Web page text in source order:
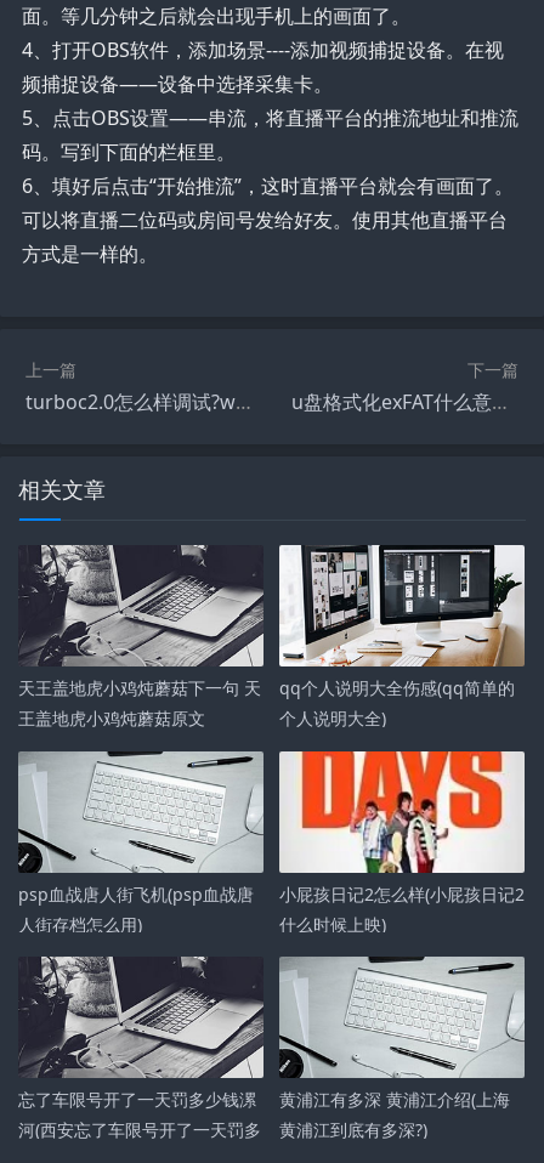
面。等几分钟之后就会出现手机上的画面了。
4、打开OBS软件，添加场景----添加视频捕捉设备。在视
频捕捉设备——设备中选择采集卡。
5、点击OBS设置——串流，将直播平台的推流地址和推流
码。写到下面的栏框里。
6、填好后点击“开始推流”，这时直播平台就会有画面了。
可以将直播二位码或房间号发给好友。使用其他直播平台
方式是一样的。
上一篇
turboc2.0怎么样调试?win10怎么才可以安装turboc2.0
下一篇
u盘格式化exFAT什么意思?手机u盘格式化什么意思?
相关文章
天王盖地虎小鸡炖蘑菇下一句 天
王盖地虎小鸡炖蘑菇原文
qq个人说明大全伤感(qq简单的
个人说明大全)
psp血战唐人街飞机(psp血战唐
人街存档怎么用)
小屁孩日记2怎么样(小屁孩日记2
什么时候上映)
忘了车限号开了一天罚多少钱漯
河(西安忘了车限号开了一天罚多
黄浦江有多深 黄浦江介绍(上海
黄浦江到底有多深?)